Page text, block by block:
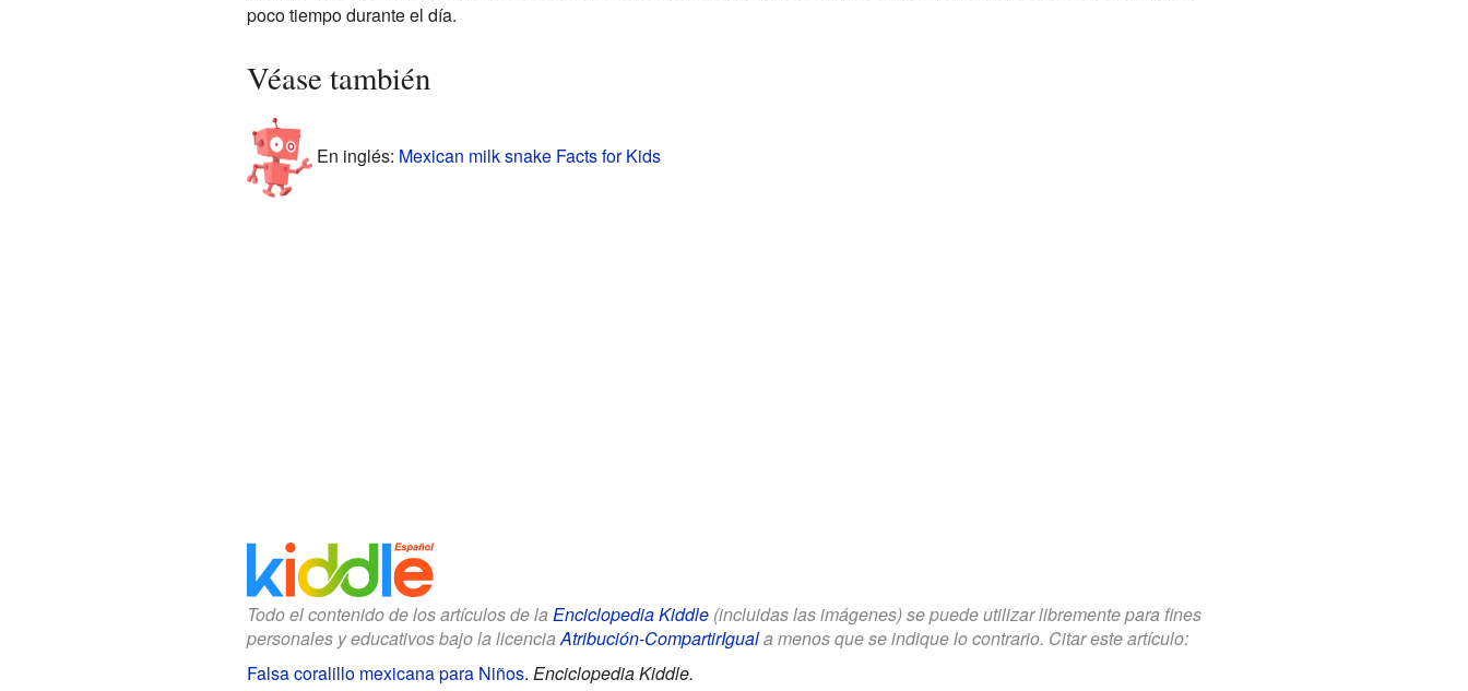
poco tiempo durante el día.
Véase también
En inglés: Mexican milk snake Facts for Kids
Todo el contenido de los artículos de la Enciclopedia Kiddle(incluidas las imágenes) se puede utilizar libremente para fines
personales y educativos bajo la licenciaAtribución-CompartirIguala menos que se indique lo contrario. Citar este artículo:
Falsa coralillo mexicana para Niños. Enciclopedia Kiddle.